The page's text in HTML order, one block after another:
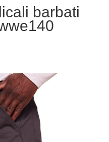
barbati